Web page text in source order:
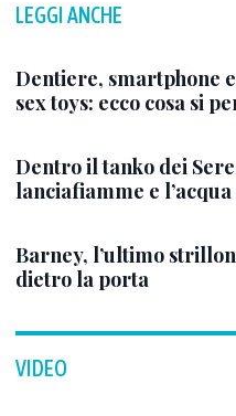
LEGGI ANCHE
Dentiere, smartphone
sex toys: ecco cosa si
Dentro il tanko dei
lanciafiamme e l’acqua
Barney, l’ultimo
dietro la porta
VIDEO